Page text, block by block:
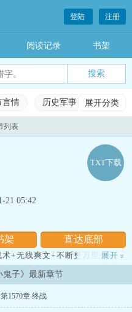
登陆 注册
阅读记录 书架
言情 历史军事 科幻灵
展开分类
都市言情
完本小说
列表
架 直达底部
TXT下载
21 05:42
+无线爽文+不断更万里长城十
旅，跃马扬刀入东京。萧纵杀
子口中萧魔鬼天皇口中的萧屠
展开 »
鬼子》最新章节
第1570章 终战